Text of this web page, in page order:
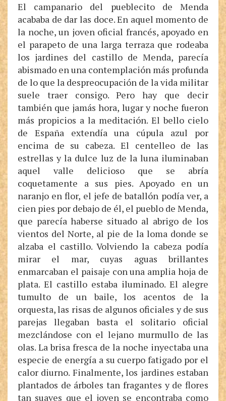
El campanario del pueblecito de Menda
acababa de dar las doce. En aquel momento de
la noche, un joven oficial francés, apoyado en
el parapeto de una larga terraza que rodeaba
los jardines del castillo de Menda, parecía
abismado en una contemplación más profunda
de lo que la despreocupación de la vida militar
suele traer consigo. Pero hay que decir
también que jamás hora, lugar y noche fueron
más propicios a la meditación. El bello cielo
de España extendía una cúpula azul por
encima de su cabeza. El centelleo de las
estrellas y la dulce luz de la luna iluminaban
aquel valle delicioso que se abría
coquetamente a sus pies. Apoyado en un
naranjo en flor, el jefe de batallón podía ver, a
cien pies por debajo de él, el pueblo de Menda,
que parecía haberse situado al abrigo de los
vientos del Norte, al pie de la loma donde se
alzaba el castillo. Volviendo la cabeza podía
mirar el mar, cuyas aguas brillantes
enmarcaban el paisaje con una amplia hoja de
plata. El castillo estaba iluminado. El alegre
tumulto de un baile, los acentos de la
orquesta, las risas de algunos oficiales y de sus
parejas llegaban basta el solitario oficial
mezclándose con el lejano murmullo de las
olas. La brisa fresca de la noche inyectaba una
especie de energía a su cuerpo fatigado por el
calor diurno. Finalmente, los jardines estaban
plantados de árboles tan fragantes y de flores
tan suaves que el joven se encontraba como